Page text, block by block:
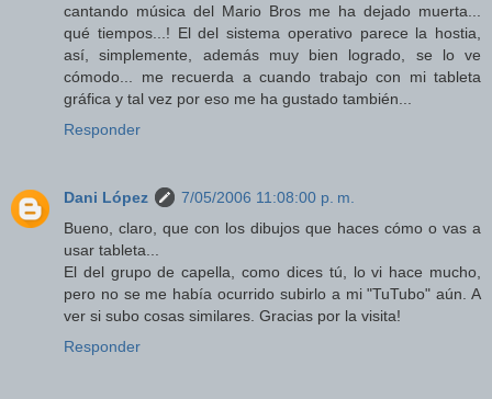
cantando música del Mario Bros me ha dejado muerta...
qué tiempos...! El del sistema operativo parece la hostia,
así, simplemente, además muy bien logrado, se lo ve
cómodo... me recuerda a cuando trabajo con mi tableta
gráfica y tal vez por eso me ha gustado también...
Responder
Dani López
7/05/2006 11:08:00 p. m.
Bueno, claro, que con los dibujos que haces cómo o vas a
usar tableta...
El del grupo de capella, como dices tú, lo vi hace mucho,
pero no se me había ocurrido subirlo a mi "TuTubo" aún. A
ver si subo cosas similares. Gracias por la visita!
Responder